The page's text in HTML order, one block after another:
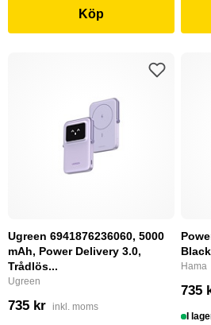
Köp
Ugreen 6941876236060, 5000
mAh, Power Delivery 3.0,
Trådlös...
Ugreen
735 kr inkl. moms
Black
Hama
735
I